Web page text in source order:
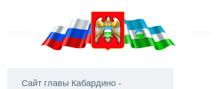
Сайт главы Кабардино -